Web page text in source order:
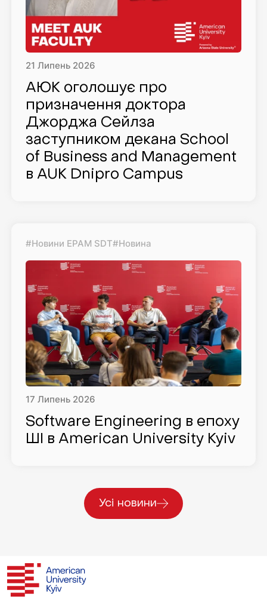
21Липень 2026
АЮК оголошує про
призначення доктора
Джорджа Сейлза
заступником декана School
of Business and Management
в AUK Dnipro Campus
#Новини EPAM SDT#Новина
17Липень 2026
Software Engineering в епоху
ШІ в American University Kyiv
Усі новини